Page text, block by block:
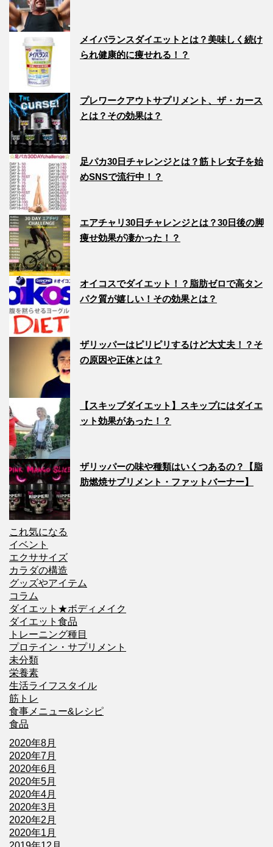
メイバランスダイエットとは？美味しく続け
られ健康的に痩せれる！？
プレワークアウトサプリメント、ザ・カース
とは？その効果は？
足パカ30日チャレンジとは？筋トレ女子を始
めSNSで流行中！？
エアチャリ30日チャレンジとは？30日後の脚
痩せ効果が凄かった！？
オイコスでダイエット！？脂肪ゼロで高タン
パク質が嬉しい！その効果とは？
ザリッパーはピリピリするけど大丈夫！？そ
の原因や正体とは？
【スキップダイエット】スキップにはダイエ
ット効果があった！？
ザリッパーの味や種類はいくつあるの？【脂
肪燃焼サプリメント・ファットバーナー】
これ気になる
イベント
エクササイズ
カラダの構造
グッズやアイテム
コラム
ダイエット★ボディメイク
ダイエット食品
トレーニング種目
プロテイン・サプリメント
未分類
栄養素
生活ライフスタイル
筋トレ
食事メニュー&レシピ
食品
2020年8月
2020年7月
2020年6月
2020年5月
2020年4月
2020年3月
2020年2月
2020年1月